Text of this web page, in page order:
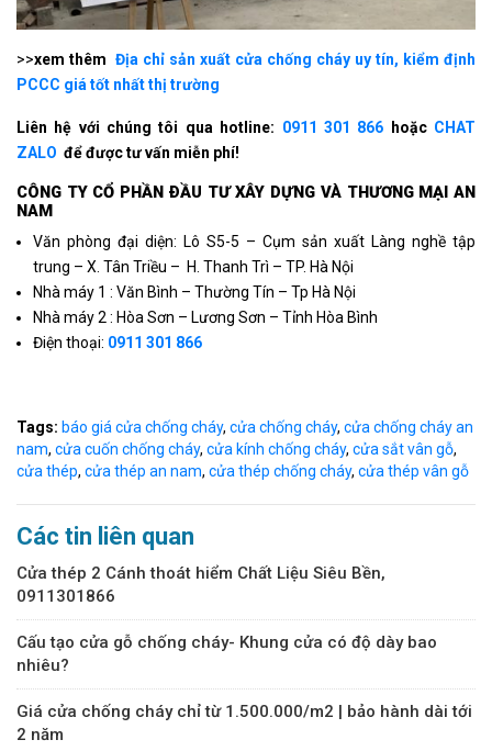
>>xem thêm Địa chỉ sản xuất cửa chống cháy uy tín, kiểm định
PCCC giá tốt nhất thị trường
Liên hệ với chúng tôi qua hotline: 0911 301 866 hoặcCHAT
ZALO để được tư vấn miễn phí!
CÔNG TY CỔ PHẦN ÐẦU TƯ XÂY DỰNG VÀ THƯƠNG MẠI AN
NAM
Văn phòng đại diện: Lô S5-5 – Cụm sản xuất Làng nghề tập
trung – X. Tân Triều – H. Thanh Trì – TP. Hà Nội
Nhà máy 1 : Văn Bình – Thường Tín – Tp Hà Nội
Nhà máy 2 : Hòa Sơn – Lương Sơn – Tỉnh Hòa Bình
Điện thoại: 0911 301 866
Tags: báo giá cửa chống cháy, cửa chống cháy, cửa chống cháy an
nam, cửa cuốn chống cháy, cửa kính chống cháy, cửa sắt vân gỗ,
cửa thép, cửa thép an nam, cửa thép chống cháy, cửa thép vân gỗ
Các tin liên quan
Cửa thép 2 Cánh thoát hiểm Chất Liệu Siêu Bền,
0911301866
Cấu tạo cửa gỗ chống cháy- Khung cửa có độ dày bao
nhiêu?
Giá cửa chống cháy chỉ từ 1.500.000/m2 | bảo hành dài tới
2 năm